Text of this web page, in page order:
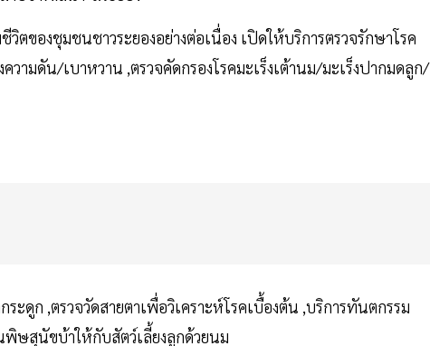
ของชุมชนชาวระยองอย่างต่อเนื่อง เปิดให้บริการตรวจรักษาโรค
ามดัน/เบาหวาน ,ตรวจคัดกรองโรคมะเร็งเต้านม/มะเร็งปากมดลูก/
ะดูก ,ตรวจวัดสายตาเพื่อวิเคราะห์โรคเบื้องต้น ,บริการทันตกรรม
ษสุนัขบ้าให้กับสัตว์เลี้ยงลูกด้วยนม